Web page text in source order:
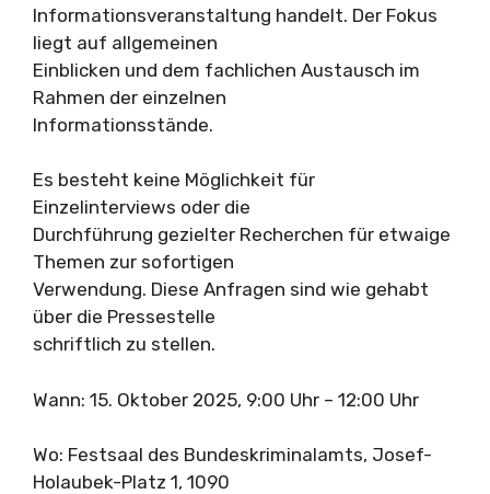
Informationsveranstaltung handelt. Der Fokus
liegt auf allgemeinen
Einblicken und dem fachlichen Austausch im
Rahmen der einzelnen
Informationsstände.
Es besteht keine Möglichkeit für
Einzelinterviews oder die
Durchführung gezielter Recherchen für etwaige
Themen zur sofortigen
Verwendung. Diese Anfragen sind wie gehabt
über die Pressestelle
schriftlich zu stellen.
Wann: 15. Oktober 2025, 9:00 Uhr – 12:00 Uhr
Wo: Festsaal des Bundeskriminalamts, Josef-
Holaubek-Platz 1, 1090